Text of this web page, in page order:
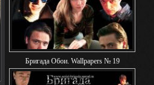
Бригада Обои. Wallpapers № 19